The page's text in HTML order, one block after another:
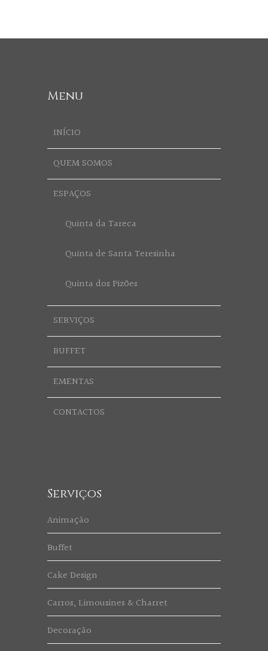
Menu
INÍCIO
QUEM SOMOS
ESPAÇOS
Quinta da Tareca
Quinta de Santa Teresinha
Quinta dos Pizões
SERVIÇOS
BUFFET
EMENTAS
CONTACTOS
Serviços
Animação
Buffet
Cake Design
Carros, Limousines & Charret
Decoração